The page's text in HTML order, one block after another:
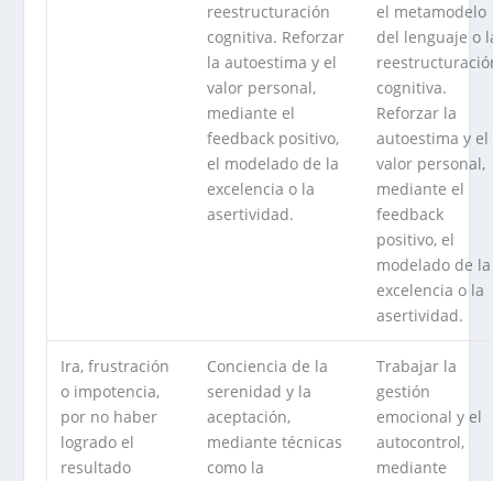
reestructuración
cognitiva. Reforzar
la autoestima y el
valor personal,
mediante el
feedback positivo,
el modelado de la
excelencia o la
asertividad.
el metamodelo
del lenguaje o
cognitiva.
Reforzar la
autoestima y el
valor personal,
mediante el
feedback
positivo, el
modelado de la
excelencia o la
asertividad.
Ira, frustración
o impotencia,
por no haber
logrado el
resultado
Conciencia de la
serenidad y la
aceptación,
mediante técnicas
como la
Trabajar la
gestión
emocional y el
autocontrol,
mediante